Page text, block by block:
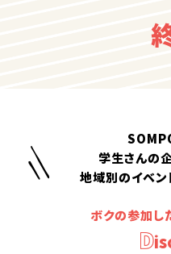
学生さんの
地域別のイベン
ボクの参加し